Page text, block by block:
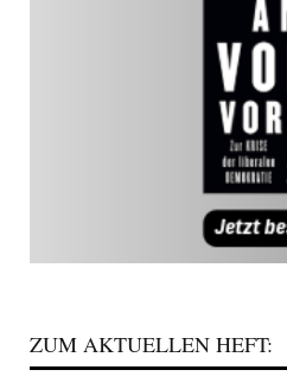
ZUM AKTUELLEN HEFT: